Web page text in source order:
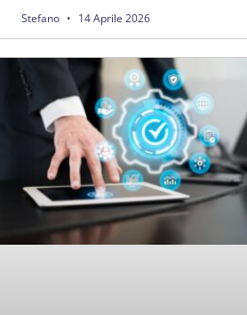
Stefano 14 Aprile 2026